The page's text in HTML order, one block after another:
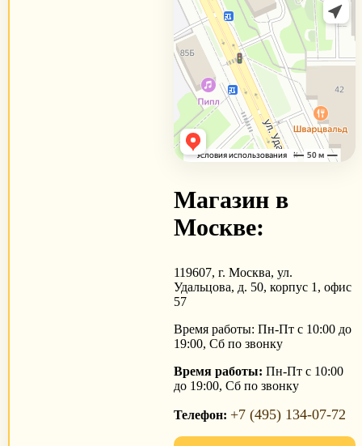
Магазин в
Москве:
119607, г. Москва, ул.
Удальцова, д. 50, корпус 1, офис
57
Время работы: Пн-Пт с 10:00 до
19:00, Сб по звонку
Время работы: Пн-Пт с 10:00
до 19:00, Сб по звонку
Телефон: +7 (495) 134-07-72